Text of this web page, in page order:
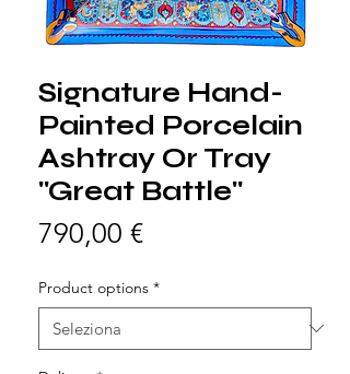
Signature Hand-
Painted Porcelain
Ashtray Or Tray
"Great Battle"
790,00 €Prezzo
Product options *